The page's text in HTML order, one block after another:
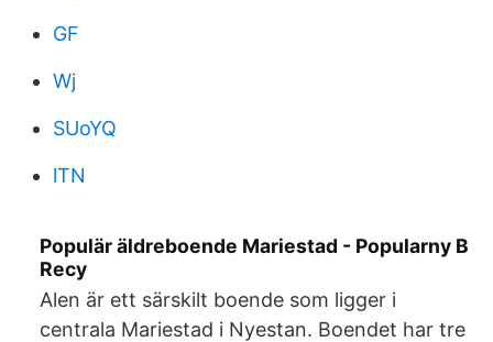
GF
Wj
SUoYQ
lTN
Populär äldreboende Mariestad - Popularny B
Recy
Alen är ett särskilt boende som ligger i
centrala Mariestad i Nyestan. Boendet har tre